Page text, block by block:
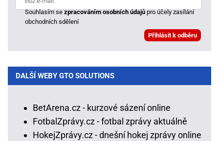
Souhlasím sezpracováním osobních údajůpro účely zasílání
obchodních sdělení
DALŠÍ WEBY GTO SOLUTIONS
BetArena.cz - kurzové sázení online
FotbalZprávy.cz - fotbal zprávy aktuálně
HokejZprávy.cz - dnešní hokej zprávy online